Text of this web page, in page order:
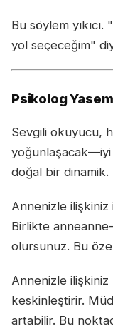
Bu söylem
yol seçeceğim"
Psikolog
Sevgili okuyucu,
doğal bir dinamik.
Annenizle
Birlikte
olursunuz. Bu
Annenizle ilişkiniz
keskinleştirir.
artabilir. Bu